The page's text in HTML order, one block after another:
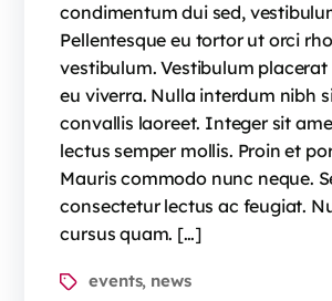
condimentum dui sed,
Pellentesque eu tortor ut orci
vestibulum. Vestibulum placerat
eu viverra. Nulla interdum nibh
convallis laoreet. Integer sit
lectus semper mollis. Proin et
Mauris commodo nunc neque.
consectetur lectus ac feugiat.
cursus quam. […]
events, news